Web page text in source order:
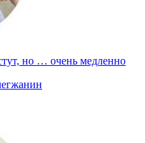
но … очень медленно